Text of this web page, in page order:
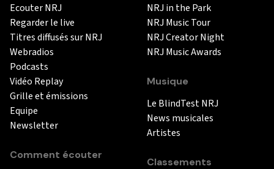
Ecouter NRJ
Regarder le live
Titres diffusés sur NRJ
Webradios
Podcasts
Vidéo Replay
Grille et émissions
Equipe
Newsletter
Comment écouter
NRJ in the Park
NRJ Music Tour
NRJ Creator Night
NRJ Music Awards
Musique
Le BlindTest NRJ
News musicales
Artistes
Classements